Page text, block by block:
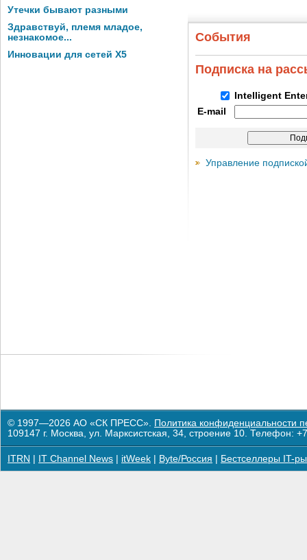
Утечки бывают разными
Здравствуй, племя младое,
незнакомое...
Инновации для сетей X5
События
Подписка на
Intelligent
E-mail
Управление
© 1997—2026 АО «СК ПРЕСС». Политика конфиденциальности
109147 г. Москва, ул. Марксистская, 34, строение 10. Телефон:
ITRN IT Channel News itWeek Byte/Россия Бестселлеры IT-